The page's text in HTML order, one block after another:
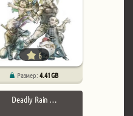
6
Размер:4.41 GB
Deadly Rain …